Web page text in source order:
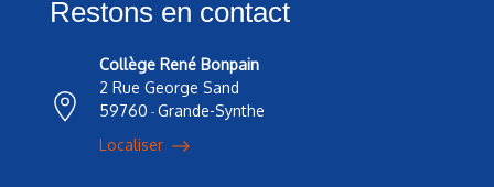
Restons en contact
Collège René Bonpain
2 Rue George Sand
59760 - Grande-Synthe
Localiser